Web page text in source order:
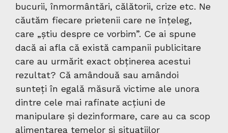
bucurii, înmormântări, călătorii, crize etc. Ne
căutăm fiecare prietenii care ne înțeleg,
care „știu despre ce vorbim”. Ce ai spune
dacă ai afla că există campanii publicitare
care au urmărit exact obținerea acestui
rezultat? Că amândouă sau amândoi
sunteți în egală măsură victime ale unora
dintre cele mai rafinate acțiuni de
manipulare și dezinformare, care au ca scop
alimentarea temelor și situațiilor